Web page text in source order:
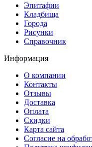
Эпитафии
Кладбища
Города
Рисунки
Справочник
Информация
О компании
Контакты
Отзывы
Доставка
Оплата
Скидки
Карта сайта
Согласие на